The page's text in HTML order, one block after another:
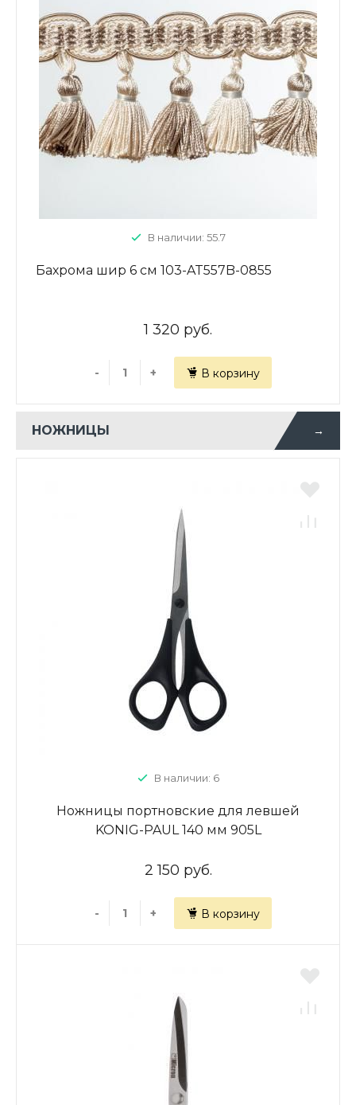
В наличии: 55.7
Бахрома шир 6 см 103-AT557B-0855
1 320 руб.
- + В корзину
НОЖНИЦЫ →
В наличии: 6
Ножницы портновские для левшей
KONIG-PAUL 140 мм 905L
2 150 руб.
- + В корзину